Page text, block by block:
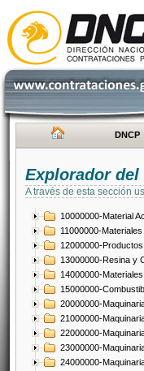
DNCP
Explorador
A través de esta sección
10000000-Material
11000000-
12000000-
13000000-Resina y
14000000-
15000000-
20000000-
21000000-
22000000-
23000000-
24000000-